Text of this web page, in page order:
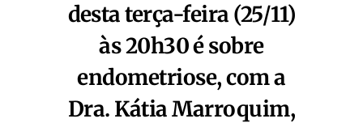
desta terça-feira (25/11)
às 20h30 é sobre
endometriose, com a
Dra. Kátia Marroquim,